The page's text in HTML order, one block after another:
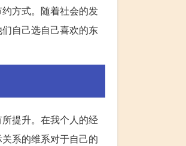
方式。随着社会的发
自己选自己喜欢的东
提升。在我个人的经
系的维系对于自己的